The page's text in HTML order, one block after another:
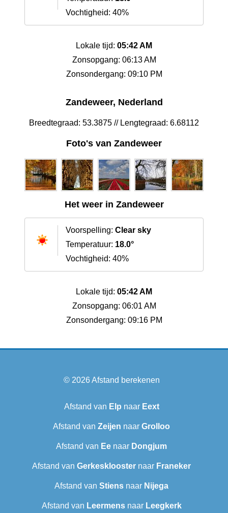
Vochtigheid: 40%
Lokale tijd: 05:42 AM
Zonsopgang: 06:13 AM
Zonsondergang: 09:10 PM
Zandeweer, Nederland
Breedtegraad: 53.3875 // Lengtegraad: 6.68112
Foto's van Zandeweer
Het weer in Zandeweer
Voorspelling: Clear sky
Temperatuur: 18.0°
Vochtigheid: 40%
Lokale tijd: 05:42 AM
Zonsopgang: 06:01 AM
Zonsondergang: 09:16 PM
© 2026Afstand berekenen
Afstand van Elp naar Eext
Afstand van Zeijen naar Grolloo
Afstand van Ee naar Dongjum
Afstand van Gerkesklooster naar Franeker
Afstand van Stiens naar Nijega
Afstand van Leermensnaar Leegkerk